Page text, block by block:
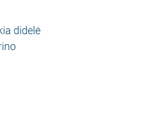
didelė